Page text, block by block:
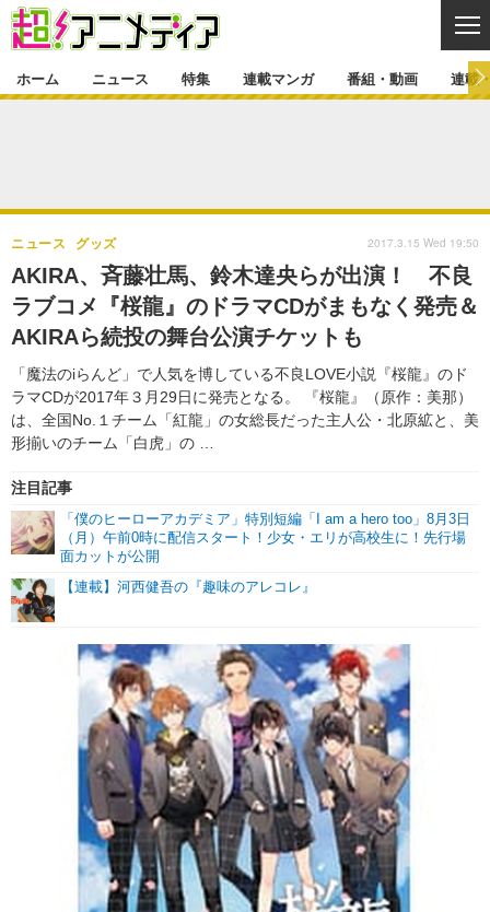
ゲーム・アプリ マンガ
グッズ イベント
声優 コスプレ
舞台 新帝スタ
特集一覧 カバー
ラキりす
連載マンガ
連載マンガ一覧 連載一覧
番組・動画一覧 ラジオ
動画
連載・ブログ
連載・ブログ一覧 コラム
編集部ブログ・お知らせ
ホーム ニュース 特集 連載マンガ 番組・動画 連載
AKIRA、斉藤壮馬、鈴木達央らが出演！ 不良
ラブコメ『桜龍』のドラマCDがまもなく発売＆
AKIRAら続投の舞台公演チケットも
「魔法のiらんど」で人気を博している不良LOVE小説『桜龍』のド
ラマCDが2017年３月29日に発売となる。 『桜龍』（原作：美那）
は、全国No.１チーム「紅龍」の女総長だった主人公・北原絋と、美
形揃いのチーム「白虎」の …
ニュース グッズ
注目記事
「僕のヒーローアカデミア」特別短編「I am a hero too」8月3日
（月）午前0時に配信スタート！少女・エリが高校生に！先行場
面カットが公開
【連載】河西健吾の『趣味のアレコレ』
2017.3.15 Wed 19:50